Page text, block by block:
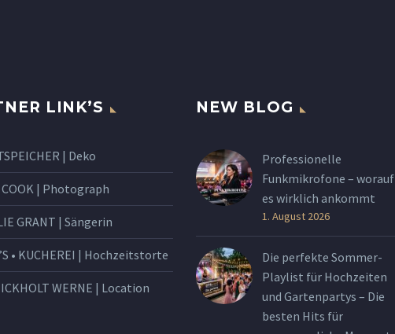
LINK’S
| Deko
| Photograph
GRANT | Sängerin
• KUCHEREI | Hochzeitstorte
WERNE | Location
NEW BLOG
Professionelle
Funkmikrofone – worauf
es wirklich ankommt
1. August 2026
Die perfekte Sommer-
Playlist für Hochzeiten
und Gartenpartys – Die
besten Hits für